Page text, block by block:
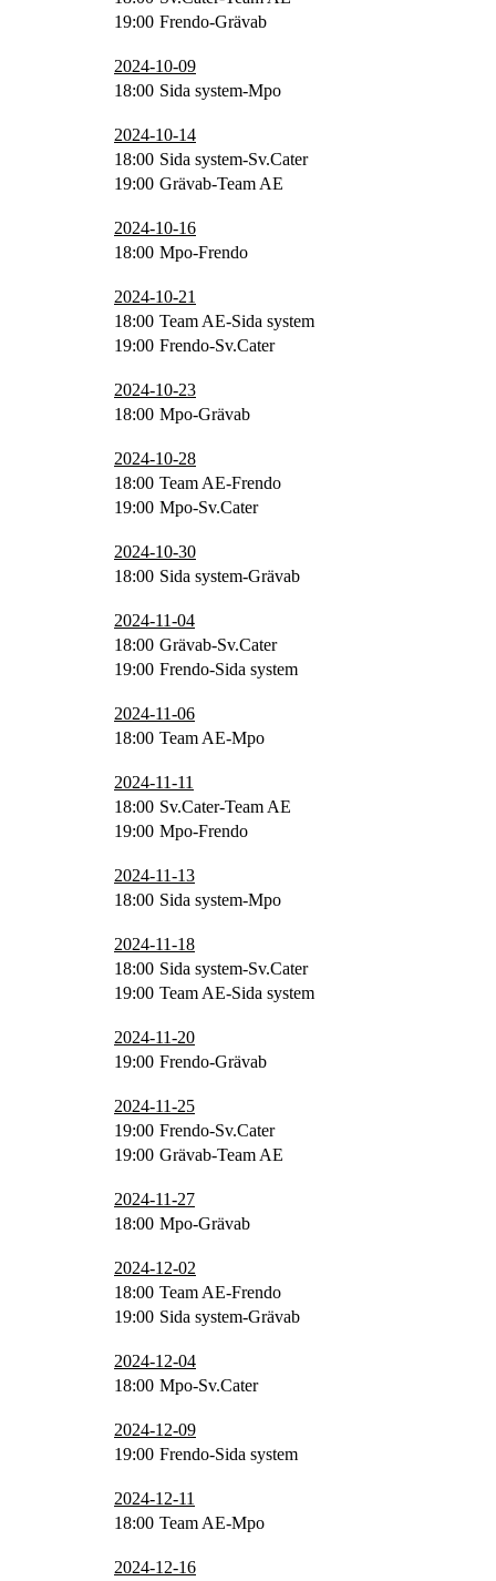
19:00 Frendo-Grävab
2024-10-09
18:00 Sida system-Mpo
2024-10-14
18:00 Sida system-Sv.Cater
19:00 Grävab-Team AE
2024-10-16
18:00 Mpo-Frendo
2024-10-21
18:00 Team AE-Sida system
19:00 Frendo-Sv.Cater
2024-10-23
18:00 Mpo-Grävab
2024-10-28
18:00 Team AE-Frendo
19:00 Mpo-Sv.Cater
2024-10-30
18:00 Sida system-Grävab
2024-11-04
18:00 Grävab-Sv.Cater
19:00 Frendo-Sida system
2024-11-06
18:00 Team AE-Mpo
2024-11-11
18:00 Sv.Cater-Team AE
19:00 Mpo-Frendo
2024-11-13
18:00 Sida system-Mpo
2024-11-18
18:00 Sida system-Sv.Cater
19:00 Team AE-Sida system
2024-11-20
19:00 Frendo-Grävab
2024-11-25
19:00 Frendo-Sv.Cater
19:00 Grävab-Team AE
2024-11-27
18:00 Mpo-Grävab
2024-12-02
18:00 Team AE-Frendo
19:00 Sida system-Grävab
2024-12-04
18:00 Mpo-Sv.Cater
2024-12-09
19:00 Frendo-Sida system
2024-12-11
18:00 Team AE-Mpo
2024-12-16